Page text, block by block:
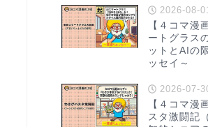
2026-08-
【４コマ漫
ートグラス
ットとAIの
ッセイ～
2026-07-
【４コマ漫
スタ激闘記